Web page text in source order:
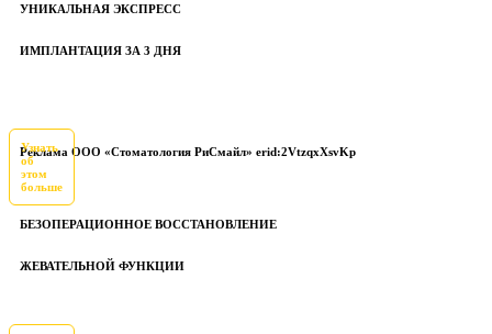
УНИКАЛЬНАЯ ЭКСПРЕСС
ИМПЛАНТАЦИЯ ЗА 3 ДНЯ
Реклама ООО «Стоматология РиСмайл» erid:2VtzqxXsvKp
Узнать
об
этом
больше
БЕЗОПЕРАЦИОННОЕ ВОССТАНОВЛЕНИЕ
ЖЕВАТЕЛЬНОЙ ФУНКЦИИ